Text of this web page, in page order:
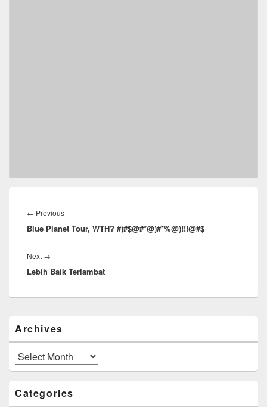
navigation
← PreviousPrevious
post:
Blue Planet Tour, WTH? #)#$@#*@)#*%@)!!!@#$
Next →
post:
Lebih Baik Terlambat
Sidebar
Widget
Area
Archives
Archives
Categories